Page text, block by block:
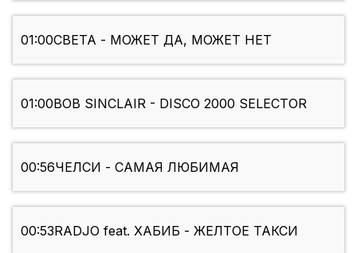
01:00СВЕТА - МОЖЕТ ДА, МОЖЕТ НЕТ
01:00BOB SINCLAIR - DISCO 2000 SELECTOR
00:56ЧЕЛСИ - САМАЯ ЛЮБИМАЯ
00:53RADJO feat. ХАБИБ - ЖЕЛТОЕ ТАКСИ